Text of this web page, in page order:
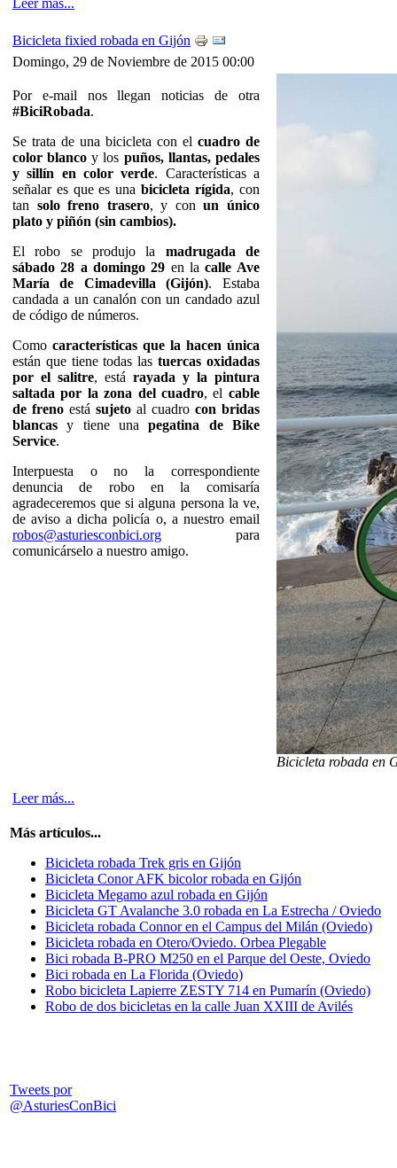
Bicicleta fixied robada en Gijón
Domingo, 29 de Noviembre de 2015 00:00
Bicicleta robada en
Por e-mail nos llegan noticias de otra
#BiciRobada.
Se trata de una bicicleta con el cuadro de
color blanco y los puños, llantas, pedales
y sillín en color verde. Características a
señalar es que es unabicicleta rígida, con
tan solo freno trasero, y conun único
plato y piñón (sin cambios).
El robo se produjo la madrugada de
sábado 28 a domingo 29 en lacalle Ave
María de Cimadevilla (Gijón). Estaba
candada a un canalón con un candado azul
de código de números.
Como características que la hacen única
están que tiene todas lastuercas oxidadas
por el salitre, está rayada y la pintura
saltada por la zona del cuadro, el cable
de frenoestá sujetoal cuadro con bridas
blancas y tiene unapegatina de Bike
Service.
Interpuesta o no la correspondiente
denuncia de robo en la comisaría
agradeceremos que si alguna persona la ve,
de aviso a dicha policía o, a nuestro email
robos@asturiesconbici.org para
comunicárselo a nuestro amigo.
Leer más...
Más artículos...
Bicicleta robada Trek gris en Gijón
Bicicleta Conor AFK bicolor robada en Gijón
Bicicleta Megamo azul robada en Gijón
Bicicleta GT Avalanche 3.0 robada en La Estrecha / Oviedo
Bicicleta robada Connor en el Campus del Milán (Oviedo)
Bicicleta robada en Otero/Oviedo. Orbea Plegable
Bici robada B-PRO M250 en el Parque del Oeste, Oviedo
Bici robada en La Florida (Oviedo)
Robo bicicleta Lapierre ZESTY 714 en Pumarín (Oviedo)
Robo de dos bicicletas en la calle Juan XXIII de Avilés
Tweets por
@AsturiesConBici